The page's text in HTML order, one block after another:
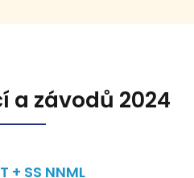
a závodů 2024
+ SS NNML